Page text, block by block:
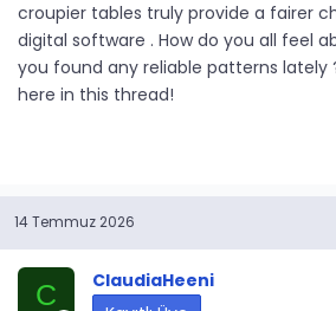
croupier tables truly provide a fairer
digital software . How do you all feel
you found any reliable patterns lately
here in this thread!
14 Temmuz 2026
C
ClaudiaHeeni